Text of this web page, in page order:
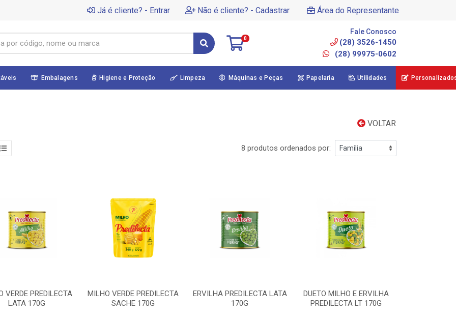
Já é cliente? - Entrar Não é cliente? - Cadastrar Área do Representante
0
Fale Conosco
(28) 3526-1450
(28) 99975-0602
Embalagens Higiene e Proteção Limpeza Máquinas e Peças Papelaria Utilidades
VOLTAR
8 produtos ordenados por:
VERDE PREDILECTA
LATA 170G
MILHO VERDE PREDILECTA
SACHE 170G
ERVILHA PREDILECTA LATA
170G
DUETO MILHO E ERVILHA
PREDILECTA LT 170G